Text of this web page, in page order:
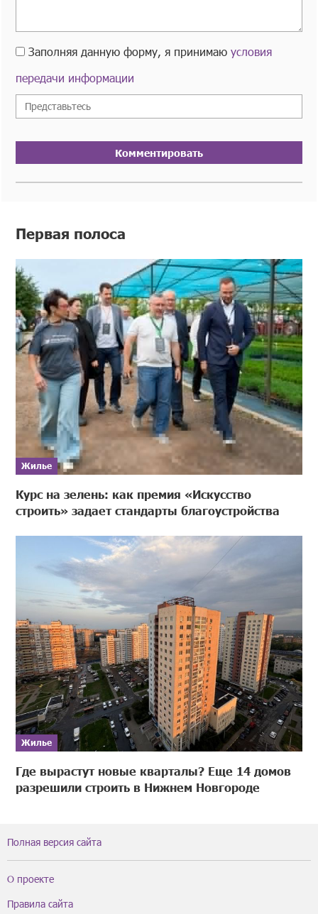
Заполняя данную форму, я принимаюусловия
передачи информации
Комментировать
Первая полоса
Жилье
Курс на зелень: как премия «Искусство
строить» задает стандарты благоустройства
Жилье
Где вырастут новые кварталы? Еще 14 домов
разрешили строить в Нижнем Новгороде
Полная версия сайта
О проекте
Правила сайта